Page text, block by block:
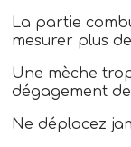
La partie
mesurer plus de
Une mèche
dégagement
Ne déplacez